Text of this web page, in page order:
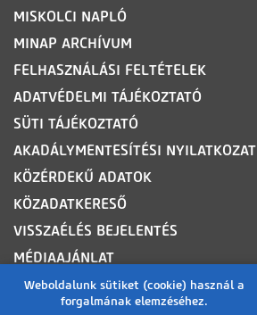
Weboldalunk sütiket (cookie) használ a
forgalmának elemzéséhez.
MISKOLCI NAPLÓ
MINAP ARCHÍVUM
FELHASZNÁLÁSI FELTÉTELEK
ADATVÉDELMI TÁJÉKOZTATÓ
SÜTI TÁJÉKOZTATÓ
AKADÁLYMENTESÍTÉSI NYILATKOZAT
KÖZÉRDEKŰ ADATOK
KÖZADATKERESŐ
VISSZAÉLÉS BEJELENTÉS
MÉDIAAJÁNLAT
OLDALTÉRKÉP